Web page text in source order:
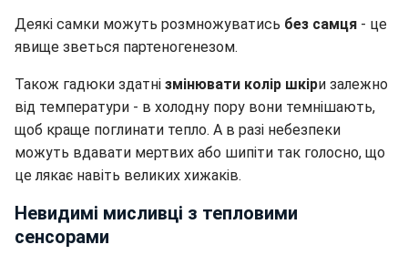
Деякі самки можуть розмножуватись без самця - це
явище зветься партеногенезом.
Також гадюки здатні змінювати колір шкіри залежно
від температури - в холодну пору вони темнішають,
щоб краще поглинати тепло. А в разі небезпеки
можуть вдавати мертвих або шипіти так голосно, що
це лякає навіть великих хижаків.
Невидимі мисливці з тепловими
сенсорами